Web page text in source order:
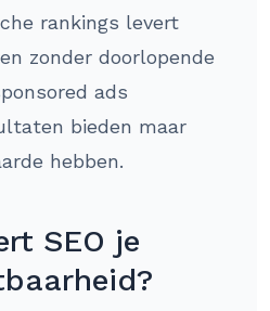
rankings levert
zonder doorlopende
ads
bieden maar
hebben.
SEO je